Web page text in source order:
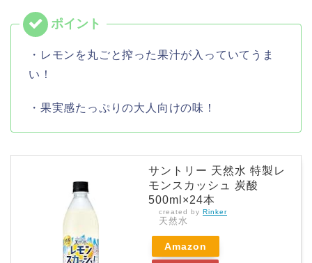
・レモンを丸ごと搾った果汁が入っていてうま
い！
・果実感たっぷりの大人向けの味！
サントリー 天然水 特製レ
モンスカッシュ 炭酸
500ml×24本
created by Rinker
天然水
Amazon